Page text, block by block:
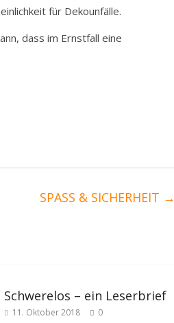
für Dekounfälle.
dass im Ernstfall eine
SPASS & SICHERHEIT →
Schwerelos – ein Leserbrief
11. Oktober 2018 0